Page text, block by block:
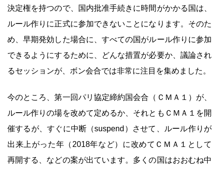
決定権を持つので、国内批准手続きに時間がかかる国は、
ルール作りに正式に参加できないことになります。そのた
め、早期発効した場合に、すべての国がルール作りに参加
できるようにするために、どんな措置が必要か、議論され
るセッションが、ボン会合では非常に注目を集めました。
今のところ、第一回パリ協定締約国会合（ＣＭＡ１）が、
ルール作りの場を改めて定めるか、それともＣＭＡ１を開
催するが、すぐに中断（suspend）させて、ルール作りが
出来上がった年（2018年など）に改めてＣＭＡ１として
再開する、などの案が出ています。多くの国はおおむね中